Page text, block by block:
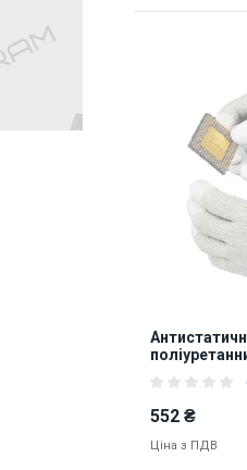
Наявність на
870281
кінчиках
552 ₴
Ціна з ПДВ